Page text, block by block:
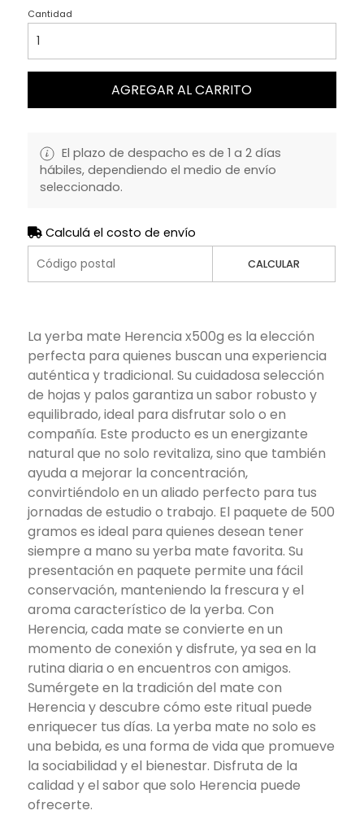
Cantidad
AGREGAR AL CARRITO
El plazo de despacho es de 1 a 2 días
hábiles, dependiendo el medio de envío
seleccionado.
Calculá el costo de envío
CALCULAR
La yerba mate Herencia x500g es la elección
perfecta para quienes buscan una experiencia
auténtica y tradicional. Su cuidadosa selección
de hojas y palos garantiza un sabor robusto y
equilibrado, ideal para disfrutar solo o en
compañía. Este producto es un energizante
natural que no solo revitaliza, sino que también
ayuda a mejorar la concentración,
convirtiéndolo en un aliado perfecto para tus
jornadas de estudio o trabajo. El paquete de 500
gramos es ideal para quienes desean tener
siempre a mano su yerba mate favorita. Su
presentación en paquete permite una fácil
conservación, manteniendo la frescura y el
aroma característico de la yerba. Con
Herencia, cada mate se convierte en un
momento de conexión y disfrute, ya sea en la
rutina diaria o en encuentros con amigos.
Sumérgete en la tradición del mate con
Herencia y descubre cómo este ritual puede
enriquecer tus días. La yerba mate no solo es
una bebida, es una forma de vida que promueve
la sociabilidad y el bienestar. Disfruta de la
calidad y el sabor que solo Herencia puede
ofrecerte.